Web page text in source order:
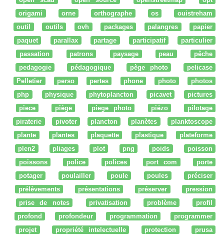
origami
orne orthographe os
ouistreham
outil
outils ovh packages palangres
papier
paquet
parallax partage participatif
particulier
passation
patrons paysage peau
pêche
pedagogie
pédagogique pège photo
pelicase
Pelletier
perso pertes phone photo
photos
php
physique phytoplancton picavet
pictures
piece
piège piege photo piézo
pilotage
piraterie
pivoter plancton planètes
planktoscope
plante
plantes plaquette plastique
plateforme
plen2
pliages plot png poids
poisson
poissons
police polices port com
porte
potager
poulailler poule poules
préciser
prélèvements
présentations préserver
pression
prise de notes
privatisation problème
profil
profond
profondeur programmation
programmer
projet
propriété intelectuelle protection
prusa